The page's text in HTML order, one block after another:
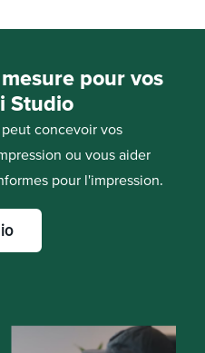
pour vos
Studio
concevoir vos
ou vous aider
pour l'impression.